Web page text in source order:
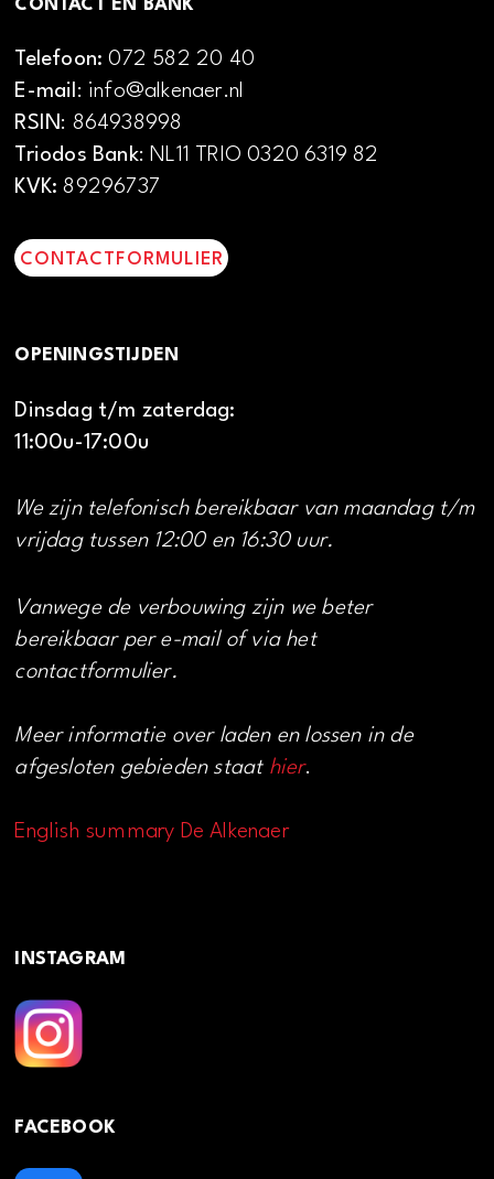
CONTACT EN BANK
Telefoon:072 582 20 40
E-mail: info@alkenaer.nl
RSIN: 864938998
Triodos Bank: NL11 TRIO 0320 6319 82
KVK: 89296737
CONTACTFORMULIER
OPENINGSTIJDEN
Dinsdag t/m zaterdag:
11:00u-17:00u
We zijn telefonisch bereikbaar van maandag t/m
vrijdag tussen 12:00 en 16:30 uur.
Vanwege de verbouwing zijn we beter
bereikbaar per e-mail of via het
contactformulier.
Meer informatie over laden en lossen in de
afgesloten gebieden staat hier.
English summary De Alkenaer
INSTAGRAM
FACEBOOK